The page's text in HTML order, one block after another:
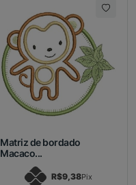
Matriz de bordado
Macaco...
R$9,38Pix